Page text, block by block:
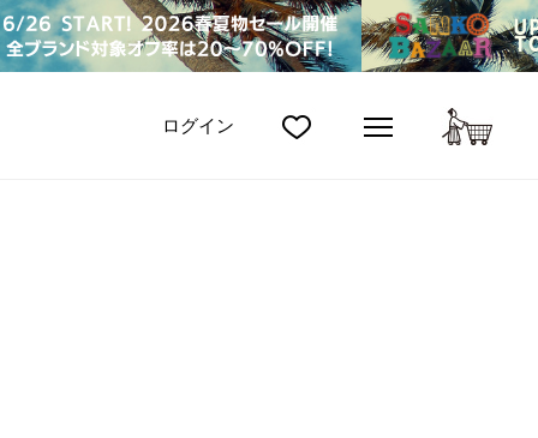
ログイン